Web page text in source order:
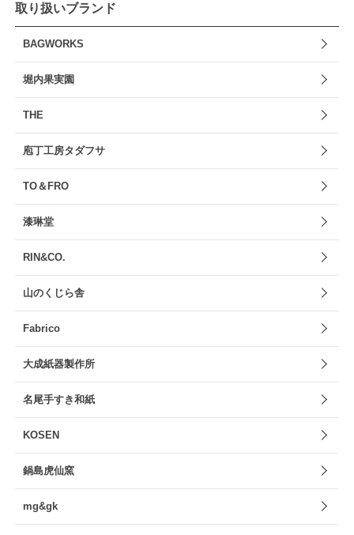
取り扱いブランド
BAGWORKS
堀内果実園
THE
庖丁工房タダフサ
TO＆FRO
漆琳堂
RIN&CO.
山のくじら舎
Fabrico
大成紙器製作所
名尾手すき和紙
KOSEN
鍋島虎仙窯
mg&gk